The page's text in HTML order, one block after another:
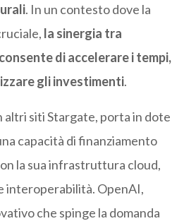
. In un contesto dove la
la sinergia tra
di accelerare i tempi,
gli investimenti.
altri siti Stargate, porta in dote
capacità di finanziamento
la sua infrastruttura cloud,
interoperabilità. OpenAI,
che spinge la domanda